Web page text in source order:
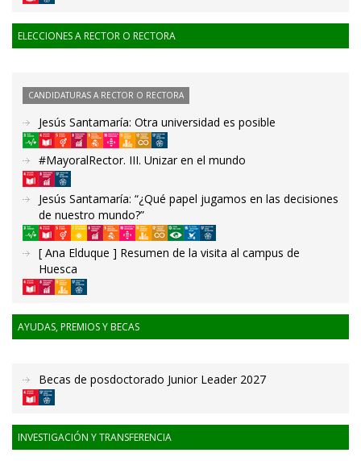
ELECCIONES A RECTOR O RECTORA
CANDIDATURAS A RECTOR O RECTORA
Jesús Santamaría: Otra universidad es posible
#MayoralRector. III. Unizar en el mundo
Jesús Santamaría: “¿Qué papel jugamos en las decisiones
de nuestro mundo?”
[ Ana Elduque ] Resumen de la visita al campus de
Huesca
AYUDAS, PREMIOS Y BECAS
Becas de posdoctorado Junior Leader 2027
INVESTIGACIÓN Y TRANSFERENCIA